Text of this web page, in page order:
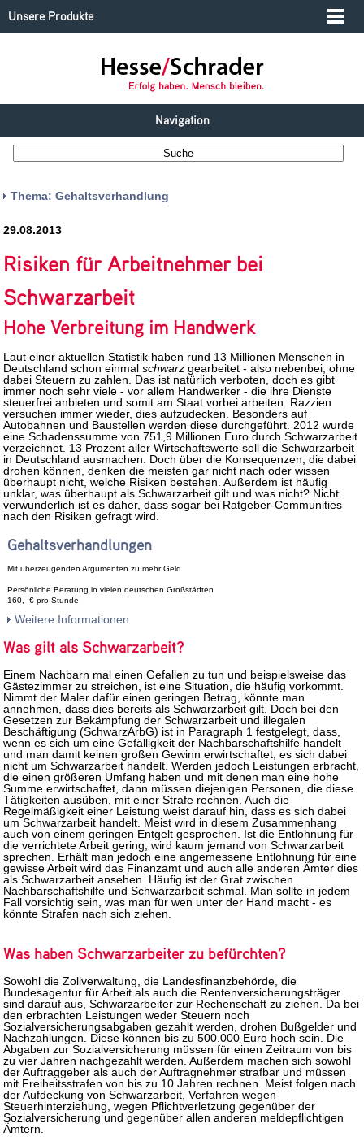
Unsere Produkte
Navigation
Thema: Gehaltsverhandlung
29.08.2013
Risiken für Arbeitnehmer bei
Schwarzarbeit
Hohe Verbreitung im Handwerk
Laut einer aktuellen Statistik haben rund 13 Millionen Menschen in
Deutschland schon einmalschwarz gearbeitet - also nebenbei, ohne
dabei Steuern zu zahlen. Das ist natürlich verboten, doch es gibt
immer noch sehr viele - vor allem Handwerker - die ihre Dienste
steuerfrei anbieten und somit am Staat vorbei arbeiten. Razzien
versuchen immer wieder, dies aufzudecken. Besonders auf
Autobahnen und Baustellen werden diese durchgeführt. 2012 wurde
eine Schadenssumme von 751,9 Millionen Euro durch Schwarzarbeit
verzeichnet. 13 Prozent aller Wirtschaftswerte soll die Schwarzarbeit
in Deutschland ausmachen. Doch über die Konsequenzen, die dabei
drohen können, denken die meisten gar nicht nach oder wissen
überhaupt nicht, welche Risiken bestehen. Außerdem ist häufig
unklar, was überhaupt als Schwarzarbeit gilt und was nicht? Nicht
verwunderlich ist es daher, dass sogar bei Ratgeber-Communities
nach den Risiken gefragt wird.
Gehaltsverhandlungen
Mit überzeugenden Argumenten zu mehr Geld
Persönliche Beratung in vielen deutschen Großstädten
160,- € pro Stunde
Weitere Informationen
Was gilt als Schwarzarbeit?
Einem Nachbarn mal einen Gefallen zu tun und beispielsweise das
Gästezimmer zu streichen, ist eine Situation, die häufig vorkommt.
Nimmt der Maler dafür einen geringen Betrag, könnte man
annehmen, dass dies bereits als Schwarzarbeit gilt. Doch bei den
Gesetzen zur Bekämpfung der Schwarzarbeit und illegalen
Beschäftigung (SchwarzArbG) ist in Paragraph 1 festgelegt, dass,
wenn es sich um eine Gefälligkeit der Nachbarschaftshilfe handelt
und man damit keinen großen Gewinn erwirtschaftet, es sich dabei
nicht um Schwarzarbeit handelt. Werden jedoch Leistungen erbracht,
die einen größeren Umfang haben und mit denen man eine hohe
Summe erwirtschaftet, dann müssen diejenigen Personen, die diese
Tätigkeiten ausüben, mit einer Strafe rechnen. Auch die
Regelmäßigkeit einer Leistung weist darauf hin, dass es sich dabei
um Schwarzarbeit handelt. Meist wird in diesem Zusammenhang
auch von einem geringen Entgelt gesprochen. Ist die Entlohnung für
die verrichtete Arbeit gering, wird kaum jemand von Schwarzarbeit
sprechen. Erhält man jedoch eine angemessene Entlohnung für eine
gewisse Arbeit wird das Finanzamt und auch alle anderen Ämter dies
als Schwarzarbeit ansehen. Häufig ist der Grat zwischen
Nachbarschaftshilfe und Schwarzarbeit schmal. Man sollte in jedem
Fall vorsichtig sein, was man für wen unter der Hand macht - es
könnte Strafen nach sich ziehen.
Was haben Schwarzarbeiter zu befürchten?
Sowohl die Zollverwaltung, die Landesfinanzbehörde, die
Bundesagentur für Arbeit als auch die Rentenversicherungsträger
sind darauf aus, Schwarzarbeiter zur Rechenschaft zu ziehen. Da bei
den erbrachten Leistungen weder Steuern noch
Sozialversicherungsabgaben gezahlt werden, drohen Bußgelder und
Nachzahlungen. Diese können bis zu 500.000 Euro hoch sein. Die
Abgaben zur Sozialversicherung müssen für einen Zeitraum von bis
zu vier Jahren nachgezahlt werden. Außerdem machen sich sowohl
der Auftraggeber als auch der Auftragnehmer strafbar und müssen
mit Freiheitsstrafen von bis zu 10 Jahren rechnen. Meist folgen nach
der Aufdeckung von Schwarzarbeit, Verfahren wegen
Steuerhinterziehung, wegen Pflichtverletzung gegenüber der
Sozialversicherung und gegenüber allen anderen meldepflichtigen
Ämtern.